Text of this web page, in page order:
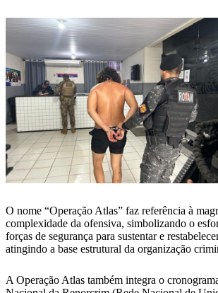
O nome “Operação Atlas” faz referência à
complexidade da ofensiva, simbolizando o
forças de segurança para sustentar e
atingindo a base estrutural da organização
A Operação Atlas também integra o